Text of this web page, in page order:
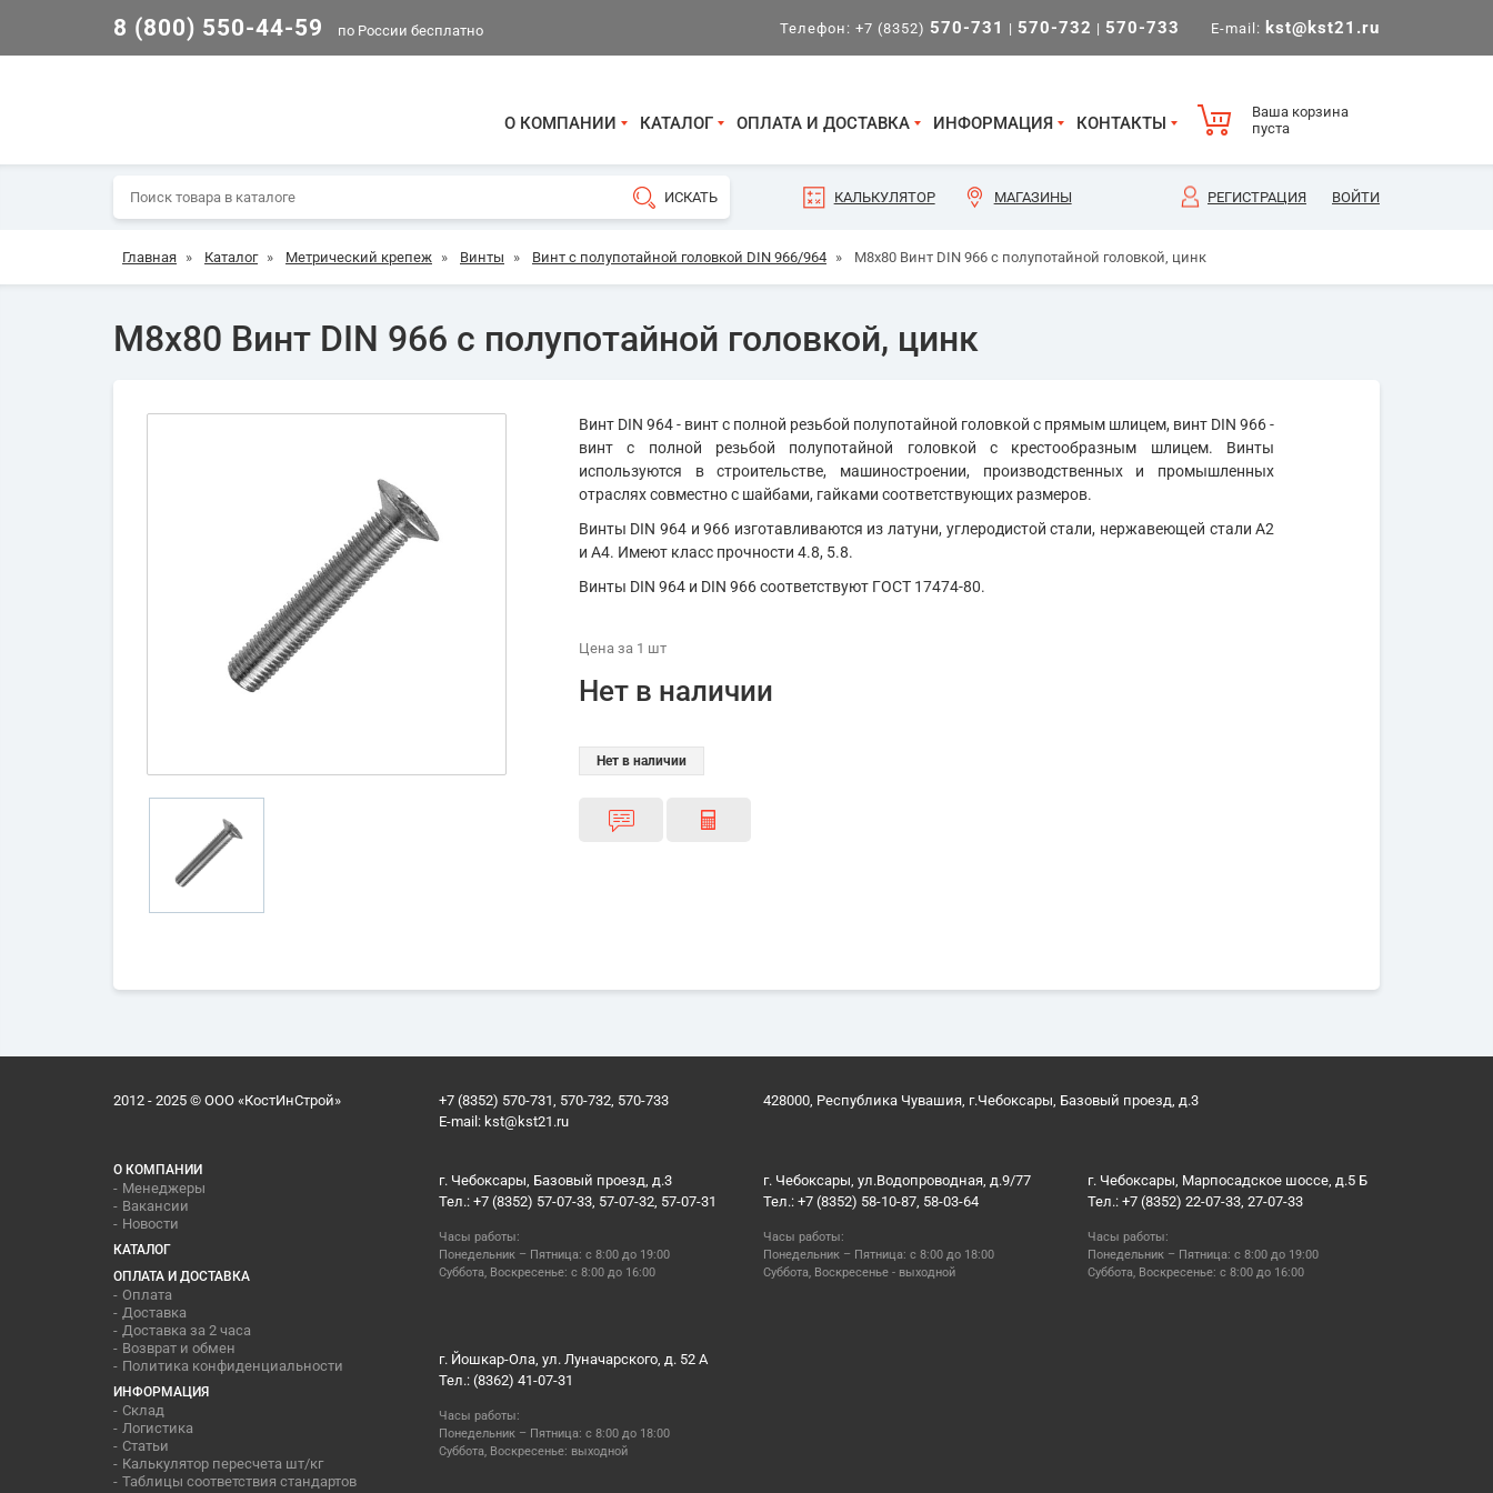
8 (800) 550-44-59 по России бесплатно Телефон: +7 (8352) 570-731 | 570-732 | 570-733 E-mail: kst@kst21.ru
О КОМПАНИИ КАТАЛОГ ОПЛАТА И ДОСТАВКА ИНФОРМАЦИЯ КОНТАКТЫ
Ваша корзина
пуста
КАЛЬКУЛЯТОР МАГАЗИНЫ РЕГИСТРАЦИЯ ВОЙТИ
Главная » Каталог » Метрический крепеж » Винты » Винт с полупотайной головкой DIN 966/964 » М8х80 Винт DIN 966 с полупотайной головкой, цинк
М8х80 Винт DIN 966 с полупотайной головкой, цинк
Винт DIN 964 - винт с полной резьбой полупотайной головкой с прямым шлицем, винт DIN 966 -
винт с полной резьбой полупотайной головкой с крестообразным шлицем. Винты
используются в строительстве, машиностроении, производственных и промышленных
отраслях совместно с шайбами, гайками соответствующих размеров.
Винты DIN 964 и 966 изготавливаются из латуни, углеродистой стали, нержавеющей стали А2
и А4. Имеют класс прочности 4.8, 5.8.
Винты DIN 964 и DIN 966 соответствуют ГОСТ 17474-80.
Цена за 1 шт
Нет в наличии
Нет в наличии
2012 - 2025 © ООО «КостИнСтрой»
+7 (8352) 570-731, 570-732, 570-733
E-mail: kst@kst21.ru
428000, Республика Чувашия, г.Чебоксары, Базовый проезд, д.3
О КОМПАНИИ
Менеджеры
Вакансии
Новости
КАТАЛОГ
ОПЛАТА И ДОСТАВКА
Оплата
Доставка
Доставка за 2 часа
Возврат и обмен
Политика конфиденциальности
ИНФОРМАЦИЯ
Склад
Логистика
Статьи
Калькулятор пересчета шт/кг
Таблицы соответствия стандартов
г. Чебоксары, Базовый проезд, д.3
Тел.: +7 (8352) 57-07-33, 57-07-32, 57-07-31
Часы работы:
Понедельник – Пятница: с 8:00 до 19:00
Суббота, Воскресенье: с 8:00 до 16:00
г. Чебоксары, ул.Водопроводная, д.9/77
Тел.: +7 (8352) 58-10-87, 58-03-64
Часы работы:
Понедельник – Пятница: с 8:00 до 18:00
Суббота, Воскресенье - выходной
г. Чебоксары, Марпосадское шоссе, д.5 Б
Тел.: +7 (8352) 22-07-33, 27-07-33
Часы работы:
Понедельник – Пятница: с 8:00 до 19:00
Суббота, Воскресенье: с 8:00 до 16:00
г. Йошкар-Ола, ул. Луначарского, д. 52 А
Тел.: (8362) 41-07-31
Часы работы:
Понедельник – Пятница: с 8:00 до 18:00
Суббота, Воскресенье: выходной